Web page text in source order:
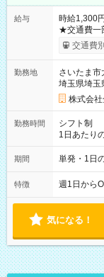
給与
時給1,300
★交通費一部支給 時給1,300円～ ※試験
※勤務回数
り！】 希
例】 ・河
×8時間＝
円の場合
円（役割手
間】試用期
交通費
勤務地
さいたま市
埼玉県埼玉
株式会
勤務時間
シフト制
1日あたり
間は 試験
期間 単発・1日
特徴 週1日から
気になる！